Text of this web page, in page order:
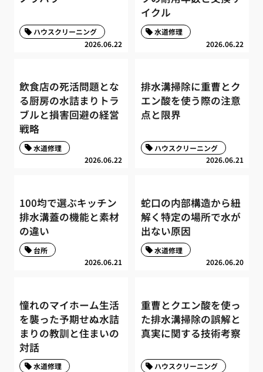
2026.06.22
ハウスクリーニング
イクル
2026.06.22
水道修理
飲食店の死活問題とな
る厨房の水詰まりトラ
ブルと損害回避の経営
戦略
2026.06.22
水道修理
排水溝掃除に重曹とク
エン酸を使う際の注意
点と限界
2026.06.21
ハウスクリーニング
100均で選ぶキッチン
排水溝蓋の機能と素材
の違い
2026.06.21
台所
蛇口の内部構造から紐
解く特定の場所で水が
出ない原因
2026.06.20
水道修理
憧れのマイホーム生活
を襲った予期せぬ水詰
まりの教訓と住まいの
対話
水道修理
重曹とクエン酸を使っ
た排水溝掃除の誤解と
真実に関する技術考察
ハウスクリーニング